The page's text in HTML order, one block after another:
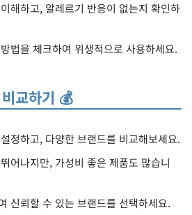
해하고, 알레르기 반응이 없는지 확인하
법을 체크하여 위생적으로 사용하세요.
교하기 💰
정하고, 다양한 브랜드를 비교해보세요.
어나지만, 가성비 좋은 제품도 많습니
신뢰할 수 있는 브랜드를 선택하세요.